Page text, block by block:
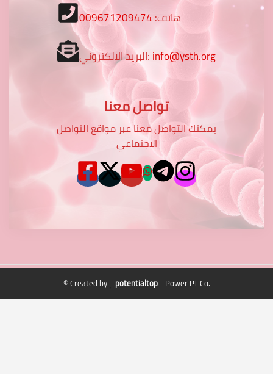
هاتف:009671209474
البريد الالكتروني:info@ysth.org
تواصل معنا
يمكنك التواصل معنا عبر مواقع التواصل
الاجتماعي
© Created by potentialtop- Power PT Co.